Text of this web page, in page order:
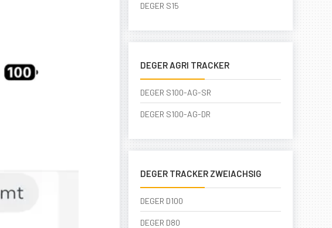
DEGER S15
DEGER AGRI TRACKER
DEGER S100-AG-SR
DEGER S100-AG-DR
DEGER TRACKER ZWEIACHSIG
DEGER D100
DEGER D80